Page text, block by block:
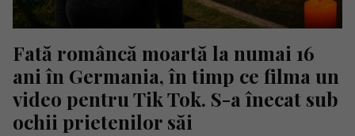
Fată româncă moartă la numai 16
ani în Germania, în timp ce filma un
video pentru Tik Tok. S-a înecat sub
ochii prietenilor săi